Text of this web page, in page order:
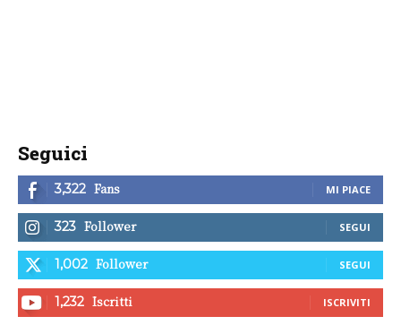
Seguici
3,322 Fans MI PIACE
323 Follower SEGUI
1,002 Follower SEGUI
1,232 Iscritti ISCRIVITI